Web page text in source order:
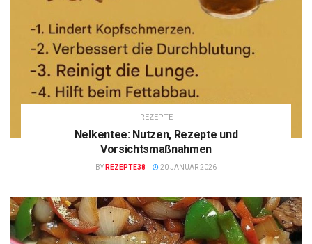
REZEPTE
Nelkentee: Nutzen, Rezepte und
Vorsichtsmaßnahmen
BY REZEPTE38 20 JANUAR 2026